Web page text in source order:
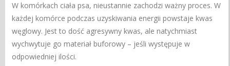
W komórkach ciała psa, nieustannie zachodzi ważny proces. W
każdej komórce podczas uzyskiwania energii powstaje kwas
węglowy. Jest to dość agresywny kwas, ale natychmiast
wychwytuje go materiał buforowy – jeśli występuje w
odpowiedniej ilości.